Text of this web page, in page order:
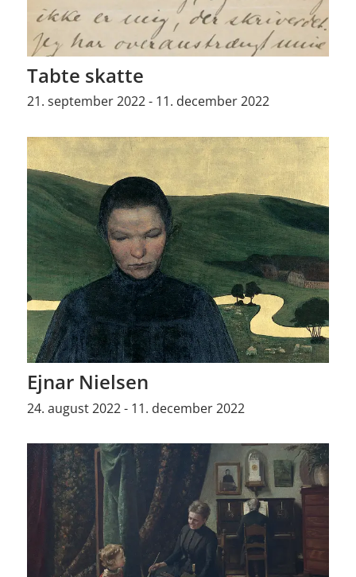
Tabte skatte
21. september 2022 - 11. december 2022
Ejnar Nielsen
24. august 2022 - 11. december 2022